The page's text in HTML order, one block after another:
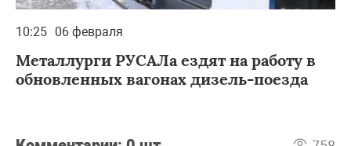
10:25 06 февраля
Металлурги РУСАЛа ездят на работу в
обновленных вагонах дизель-поезда